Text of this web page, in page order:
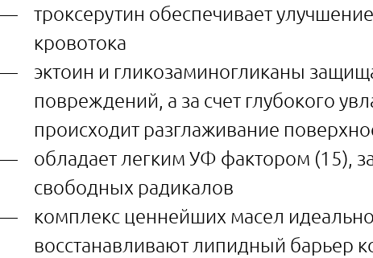
троксерутин обеспечивает
кровотока
эктоин и гликозаминогликаны
повреждений, а за счет глубокого
происходит разглаживание
обладает легким УФ фактором (15),
свободных радикалов
комплекс ценнейших масел идеально
восстанавливают липидный барьер